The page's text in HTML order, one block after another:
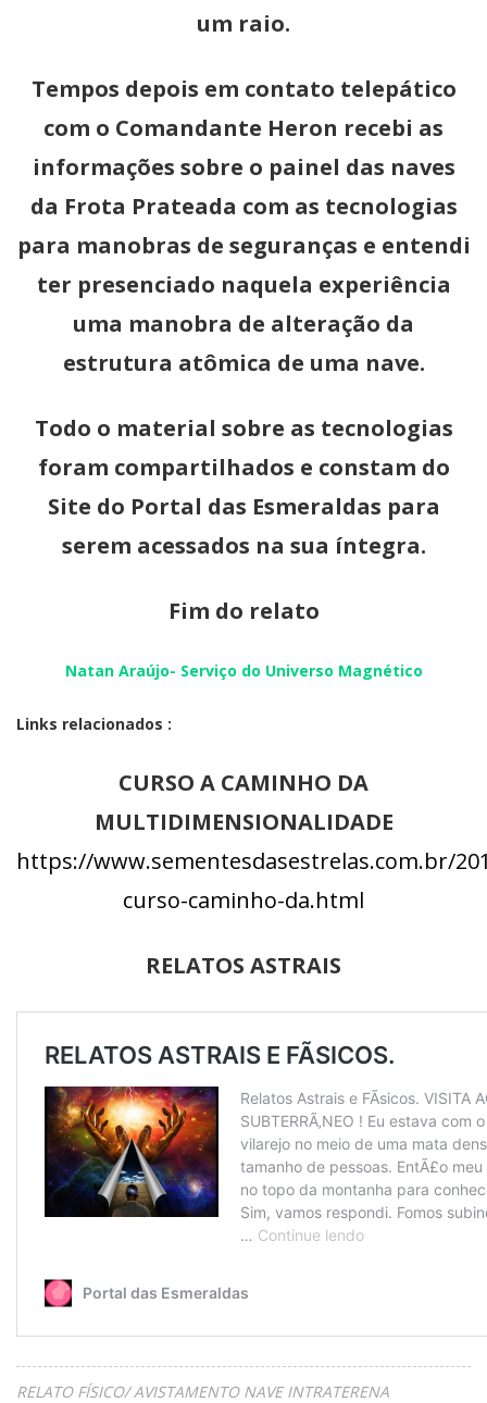
um raio.
Tempos depois em contato telepático
com o Comandante Heron recebi as
informações sobre o painel das naves
da Frota Prateada com as tecnologias
para manobras de seguranças e entendi
ter presenciado naquela experiência
uma manobra de alteração da
estrutura atômica de uma nave.
Todo o material sobre as tecnologias
foram compartilhados e constam do
Site do Portal das Esmeraldas para
serem acessados na sua íntegra.
Fim do relato
Natan Araújo- Serviço do Universo Magnético
Links relacionados :
CURSO A CAMINHO DA
MULTIDIMENSIONALIDADE
https://www.sementesdasestrelas.com.br/
curso-caminho-da.html
RELATOS ASTRAIS
RELATO FÍSICO/ AVISTAMENTO NAVE INTRATERENA